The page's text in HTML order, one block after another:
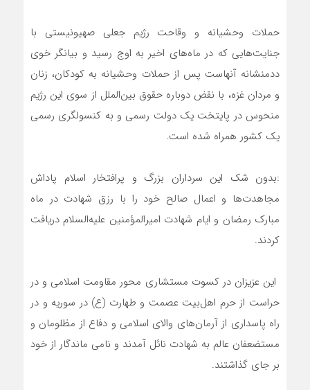
حملات وحشیانه و وقاحت رژیم جعلی صهیونیستی با
جنایت‌هایی که در ماه‌های اخیر به اوج رسید و بیانگر خوی
ددمنشانه آنهاست پس از حملات وحشیانه به کودکان، زنان
و مردان غزه، با نقض دوباره حقوق بین‌الملل از سوی این رژیم
منحوس در پایتخت یک دولت رسمی و به کنسولگری رسمی
یک کشور همراه شده است.
:بدون شک این سرداران بزرگ و پرافتخار اسلام پاداش
مجاهدت‌ها و اعمال صالح خود را با رزق شهادت در ماه
مبارک رمضان و ایام شهادت امیرالمؤمنین علیه‌السلام دریافت
کردند.
این عزیزان در کسوت مستشاری محور مقاومت اسلامی و در
حراست از حرم اهل‌بیت عصمت و طهارت (ع) در سوریه و در
راه پاسداری از آرمان‌های والای اسلامی و دفاع از مظلومان و
مستضعفان عالم به شهادت نائل آمدند و نامی ماندگار از خود
بر جای گذاشتند.